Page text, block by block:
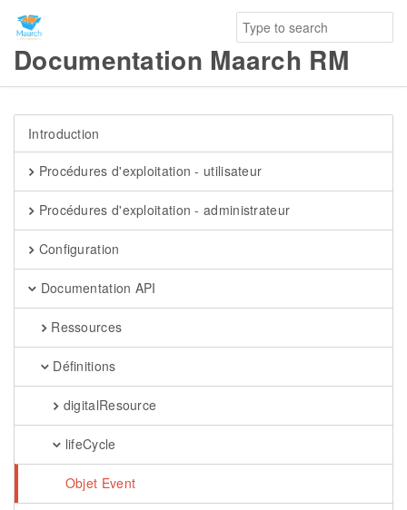
Documentation Maarch RM
Introduction
Procédures d'exploitation - utilisateur
Procédures d'exploitation - administrateur
Configuration
Documentation API
Ressources
Définitions
digitalResource
lifeCycle
Objet Event